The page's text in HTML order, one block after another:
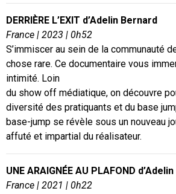
DERRIÈRE L’EXIT d’Adelin Bernard
France | 2023 | 0h52
S’immiscer au sein de la communauté
chose rare. Ce documentaire vous
intimité. Loin
du show off médiatique, on découvre
diversité des pratiquants et du base
base-jump se révèle sous un nouveau
affuté et impartial du réalisateur.
UNE ARAIGNÉE AU PLAFOND
France | 2021 | 0h22